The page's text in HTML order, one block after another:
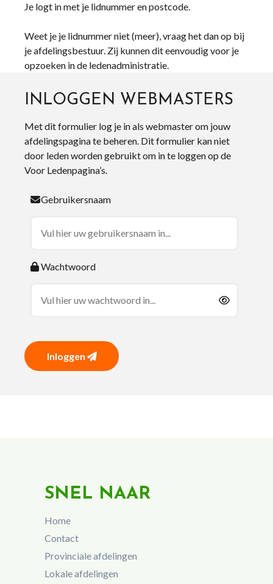
Je logt in met je lidnummer en postcode.
Weet je je lidnummer niet (meer), vraag het dan op bij
je afdelingsbestuur. Zij kunnen dit eenvoudig voor je
opzoeken in de ledenadministratie.
INLOGGEN WEBMASTERS
Met dit formulier log je in als webmaster om jouw
afdelingspagina te beheren. Dit formulier kan niet
door leden worden gebruikt om in te loggen op de
Voor Ledenpagina’s.
Gebruikersnaam
Wachtwoord
Inloggen
SNEL NAAR
Home
Contact
Provinciale afdelingen
Lokale afdelingen